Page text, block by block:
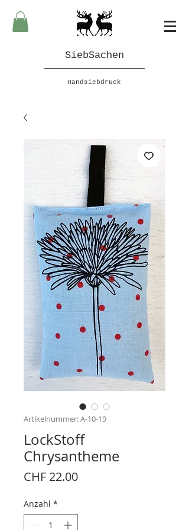
SiebSachen
Handsiebdruck
Artikelnummer: A-10-19
LockStoff
Chrysantheme
CHF 22.00Preis
Anzahl *